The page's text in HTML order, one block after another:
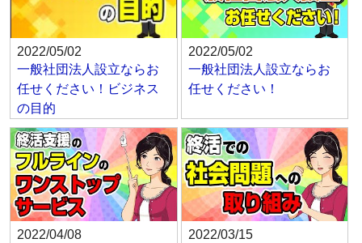
2022/05/02
一般社団法人設立ならお
任せください！ビジネス
の目的
2022/05/02
一般社団法人設立ならお
任せください！
2022/04/08
2022/03/15